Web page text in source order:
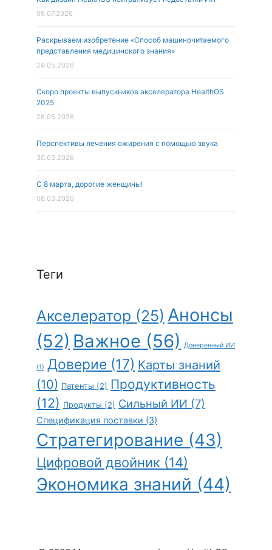
09.07.2026
Раскрываем изобретение «Способ машиночитаемого
представления медицинского знания»
29.05.2026
Скоро проекты выпускников акселератора HealthOS
2025
26.05.2026
Перспективы лечения ожирения с помощью звука
30.03.2026
С 8 марта, дорогие женщины!
08.03.2026
Теги
Акселератор (25) Анонсы
(52) Важное (56) Доверенный ИИ
(1) Доверие (17) Карты знаний
(10) Патенты (2) Продуктивность
(12) Продукты (2) Сильный ИИ (7)
Спецификация поставки (3)
Стратегирование (43)
Цифровой двойник (14)
Экономика знаний (44)